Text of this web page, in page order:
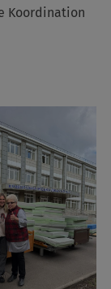
Koordination